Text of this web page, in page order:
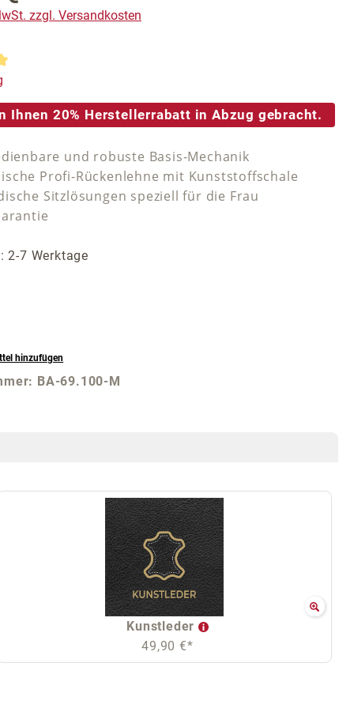
zzgl. Versandkosten
Bewertung von 5 von 5 Sternen
Ihnen 20% Herstellerrabatt in Abzug gebracht.
und robuste Basis-Mechanik
Profi-Rückenlehne mit Kunststoffschale
Sitzlösungen speziell für die Frau
2-7 Werktage
hinzufügen
BA-69.100-M
Kunstleder
49,90 €*